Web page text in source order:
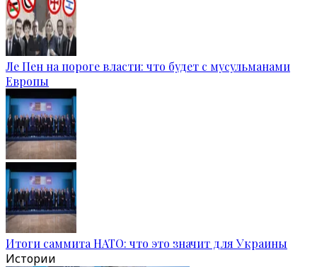
Ле Пен на пороге власти: что будет с мусульманами
Европы
Итоги саммита НАТО: что это значит для Украины
Истории